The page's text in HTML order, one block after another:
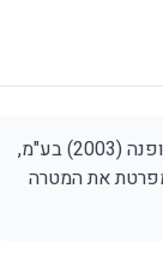
מטרת מדיניות זו היא מתן גילוי ללקוחות ולכלל המבקרים בחנויות אופנה, אתרים ובמטה קבוצת אייץ' אנד או רשתות אופנה (2003) בע"מ,
מפרטת את המטרה